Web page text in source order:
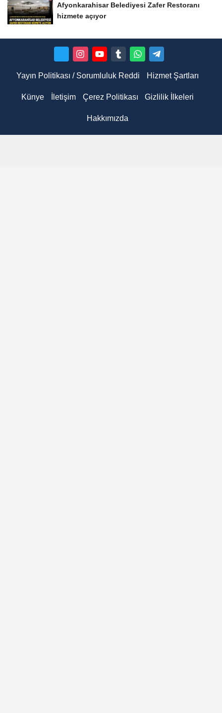
Afyonkarahisar Belediyesi Zafer Restoranı
hizmete açıyor
Yayın Politikası / Sorumluluk Reddi Hizmet Şartları
Künye İletişim Çerez Politikası Gizlilik İlkeleri
Hakkımızda